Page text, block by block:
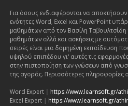
Για όσους ενδιαφέρονται να
ενότητες Word, Excel και PowerPoint
μαθημάτων από τον Βασίλη
μαθημάτων αλλά και ασκήσεις με
σειρές είναι μια δομημένη εκπαίδευση
υψηλού επιπέδου γι' αυτές τις
στην πιστοποίηση των γνώσεων από
της αγοράς. Περισσότερες πληροφορίες
Word Expert | https://www.learnsoft.gr/
Excel Expert | https://www.learnsoft.gr/